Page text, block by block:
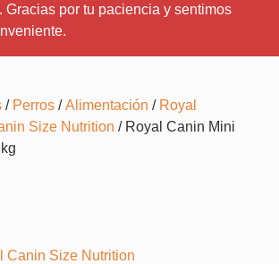
Gracias por tu paciencia y sentimos
/ Perros /Alimentación / Royal
Size Nutrition / Royal Canin Mini
Canin Size Nutrition